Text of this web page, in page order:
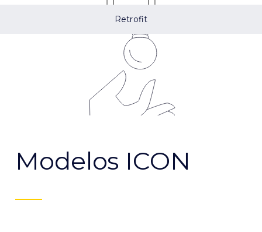
Retrofit
Modelos ICON